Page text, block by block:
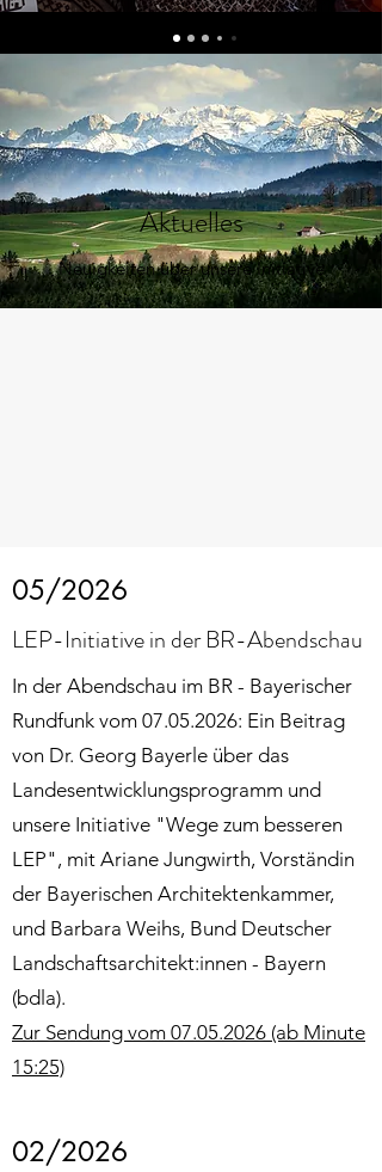
Aktuelles
Neuigkeiten über unsere Initiative
05/2026
LEP-Initiative in der BR-Abendschau
In der Abendschau im BR - Bayerischer
Rundfunk vom 07.05.2026: Ein Beitrag
von Dr. Georg Bayerle über das
Landesentwicklungsprogramm und
unsere Initiative "Wege zum besseren
LEP", mit Ariane Jungwirth, Vorständin
der Bayerischen Architektenkammer,
und Barbara Weihs, Bund Deutscher
Landschaftsarchitekt:innen - Bayern
(bdla).
Zur Sendung vom 07.05.2026 (ab Minute
15:25)
02/2026